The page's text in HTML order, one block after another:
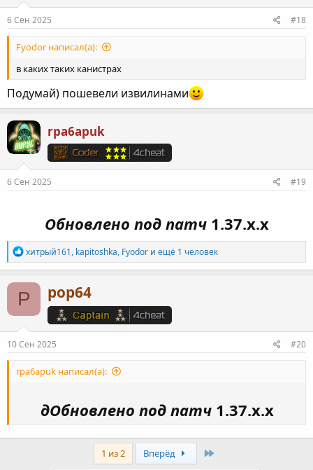
6 Сен 2025 #18
Fyodor написал(а):
в каких таких канистрах
Подумай) пошевели извилинами
rpa6apuk
6 Сен 2025 #19
Обновлено под патч1.37.х.х
Р
е
а
к
ц
и
:
хитрый161, kapitoshka, Fyodor и ещё 1 человек
P pop64
10 Сен 2025 #20
rpa6apuk написал(а):
дОбновлено под патч 1.37.х.х
1 из 2 Вперёд